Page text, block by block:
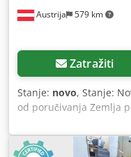
Austrija 579 km
Zatražiti
Stanje: novo, Stanje:
od poručivanja Zemlja
Kapacitet bušenja u
B12 Radijus: 220 mm
0,54 kW Kapacitet za